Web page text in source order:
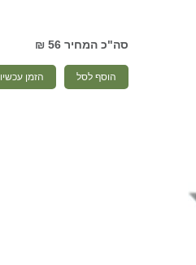
סה"כ המחיר 56 ₪
הוסף לסל הזמן עכשיו